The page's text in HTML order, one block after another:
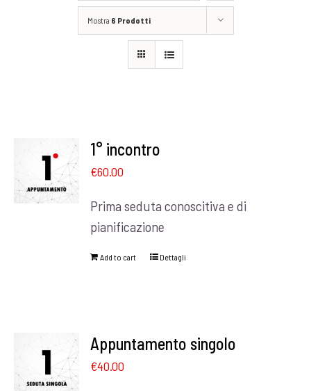
Mostra 6 Prodotti
1° incontro
€60.00
Prima seduta conoscitiva e di
pianificazione
Add to cart Dettagli
Appuntamento singolo
€40.00